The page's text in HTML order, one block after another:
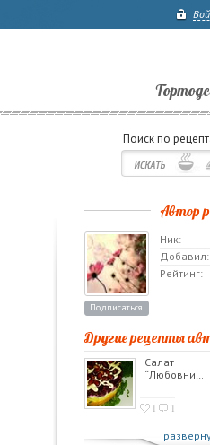
Поиск по
Автор
Подписаться
Ник:
Добавил:
Рейтинг:
Другие рецепты
Салат
“Любовни…
1 1